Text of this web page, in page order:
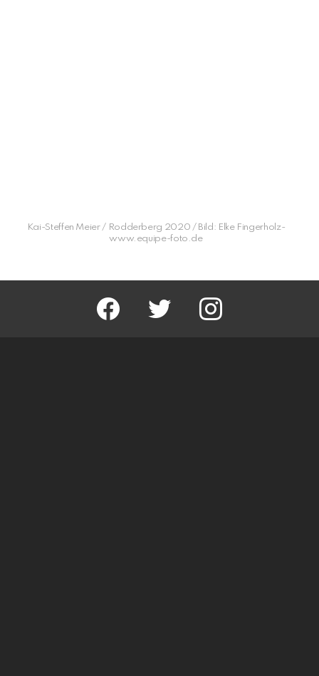
Kai-Steffen Meier / Rodderberg 2020 / Bild: Elke Fingerholz-
www.equipe-foto.de
facebook twitter instagram